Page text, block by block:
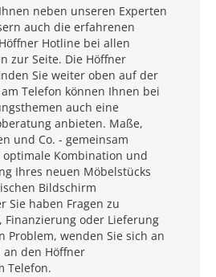
neben unseren Experten
auch die erfahrenen
Hotline bei allen
zur Seite. Die Höffner
Sie weiter oben auf der
Telefon können Ihnen bei
auch eine
anbieten. Maße,
und Co. - gemeinsam
optimale Kombination und
Ihres neuen Möbelstücks
Bildschirm
Sie haben Fragen zu
Finanzierung oder Lieferung
Problem, wenden Sie sich an
den Höffner
Telefon.